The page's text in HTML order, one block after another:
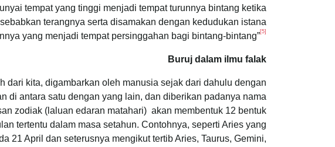
tempat yang tinggi menjadi tempat turunnya bintang ketika
terangnya serta disamakan dengan kedudukan istana
yang menjadi tempat persinggahan bagi bintang-bintang”[5]
Buruj dalam ilmu falak
dari kita, digambarkan oleh manusia sejak dari dahulu dengan
di antara satu dengan yang lain, dan diberikan padanya nama
zodiak (laluan edaran matahari) akan membentuk 12 bentuk
tertentu dalam masa setahun. Contohnya, seperti Aries yang
21 April dan seterusnya mengikut tertib Aries, Taurus, Gemini,